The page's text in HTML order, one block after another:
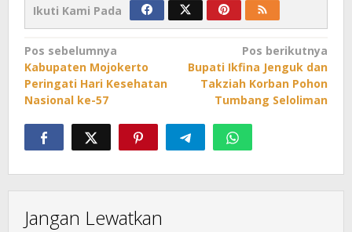
Ikuti Kami Pada
Navigasi
pos
Pos sebelumnya
Kabupaten Mojokerto
Peringati Hari Kesehatan
Nasional ke-57
Pos berikutnya
Bupati Ikfina Jenguk dan
Takziah Korban Pohon
Tumbang Seloliman
Jangan Lewatkan